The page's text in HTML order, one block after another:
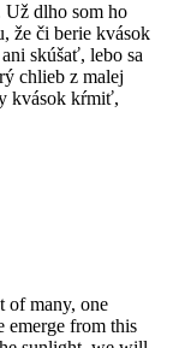
Už dlho som ho
že či berie kvások
skúšať, lebo sa
chlieb z malej
kvások kŕmiť,
of many, one
emerge from this